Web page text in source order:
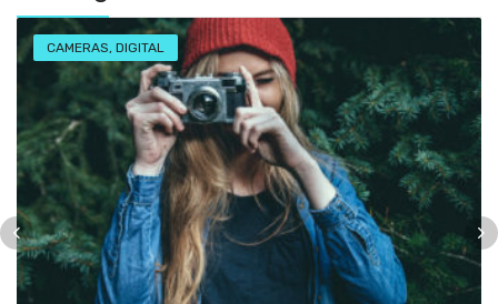
CAMERAS, DIGITAL